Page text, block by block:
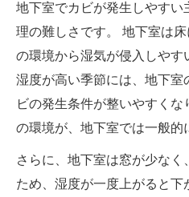
地下室でカビが発生しやすい
理の難しさです。 地下室は
の環境から湿気が侵入しや
湿度が高い季節には、地下室
ビの発生条件が整いやすく
の環境が、地下室では一般的
さらに、地下室は窓が少な
ため、湿度が一度上がると